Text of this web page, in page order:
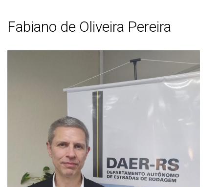
Fabiano de Oliveira Pereira